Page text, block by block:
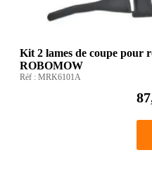
Kit 2 lames de coupe pour
ROBOMOW
Réf : MRK6101A